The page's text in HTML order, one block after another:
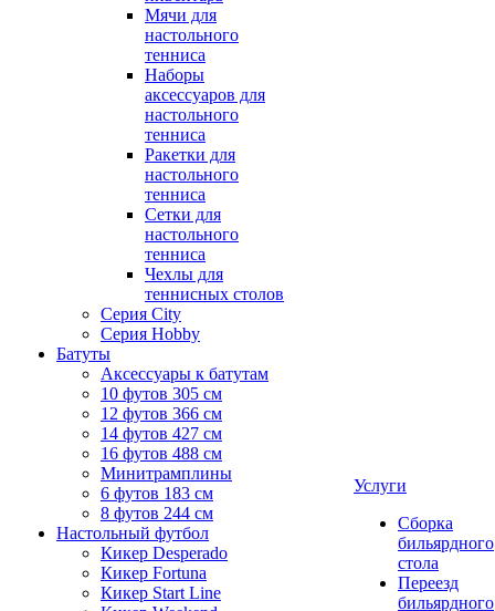
Мячи для
настольного
тенниса
Наборы
аксессуаров для
настольного
тенниса
Ракетки для
настольного
тенниса
Сетки для
настольного
тенниса
Чехлы для
теннисных столов
Серия City
Серия Hobby
Батуты
Аксессуары к батутам
10 футов 305 см
12 футов 366 см
14 футов 427 см
16 футов 488 см
Минитрамплины
6 футов 183 см
8 футов 244 см
Настольный футбол
Кикер Desperado
Кикер Fortuna
Кикер Start Line
Услуги
Сборка
бильярдного
стола
Переезд
бильярдного